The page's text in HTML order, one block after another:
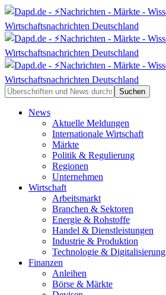
News
Aktuelle Meldungen
Internationale Wirtschaft
Märkte
Politik & Regulierung
Regionen
Unternehmen
Wirtschaft
Arbeitsmarkt
Branchen & Sektoren
Energie & Rohstoffe
Handel & Dienstleistungen
Industrie & Produktion
Technologie & Digitalisierung
Finanzen
Anleihen
Börse & Märkte